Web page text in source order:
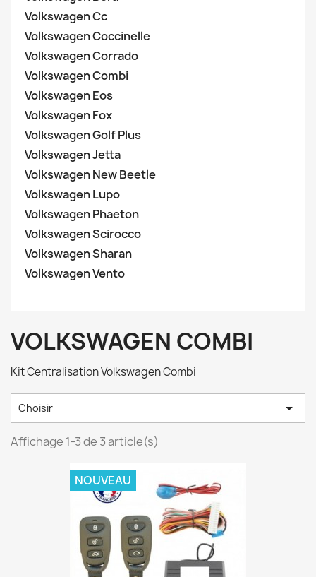
Volkswagen Cc
Volkswagen Coccinelle
Volkswagen Corrado
Volkswagen Combi
Volkswagen Eos
Volkswagen Fox
Volkswagen Golf Plus
Volkswagen Jetta
Volkswagen New Beetle
Volkswagen Lupo
Volkswagen Phaeton
Volkswagen Scirocco
Volkswagen Sharan
Volkswagen Vento
VOLKSWAGEN COMBI
Kit Centralisation Volkswagen Combi
Choisir 
Affichage 1-3 de 3 article(s)
NOUVEAU